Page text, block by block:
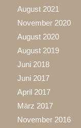
August 2021
November 2020
August 2020
August 2019
Juni 2018
Juni 2017
April 2017
März 2017
November 2016